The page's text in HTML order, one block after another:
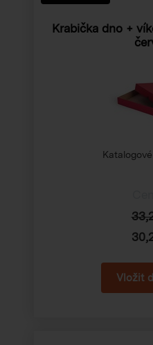
Krabička dno +